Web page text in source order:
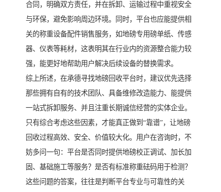
合同，明确双方责任，并在拆卸、运输过程中重视安全
与环保，避免影响周边环境。同时，平台也应能提供相
关的称重设备配件销售服务，如地磅专用磅单纸、传感
器、仪表等耗材，这表明其在行业内的资源整合能力较
强，能更好地帮助用户解决后续设备的替换需求。
综上所述，在承德寻找地磅回收平台时，建议优先选择
那些拥有自有的技术团队、具备维修改造能力、能提供
一站式拆卸服务、并且注重长期诚信经营的实体企业。
只有综合考虑这些因素，才能真正做到“靠谱”，让地磅
回收过程高效、安全、价值较大化。用户在咨询时，不
妨多问一句：平台是否同时提供地磅校正调试、加长加
固、基础施工等服务？是否有标准称重砝码用于检测？
这些问题的答案，往往是判断平台专业与可靠性的关